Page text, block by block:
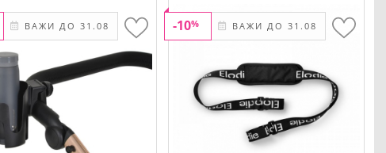
ВАЖИ ДО 31.08 ВАЖИ ДО 31.08
-10%